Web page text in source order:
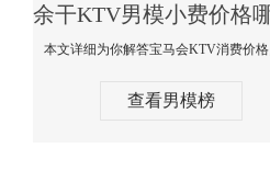
查看男模榜